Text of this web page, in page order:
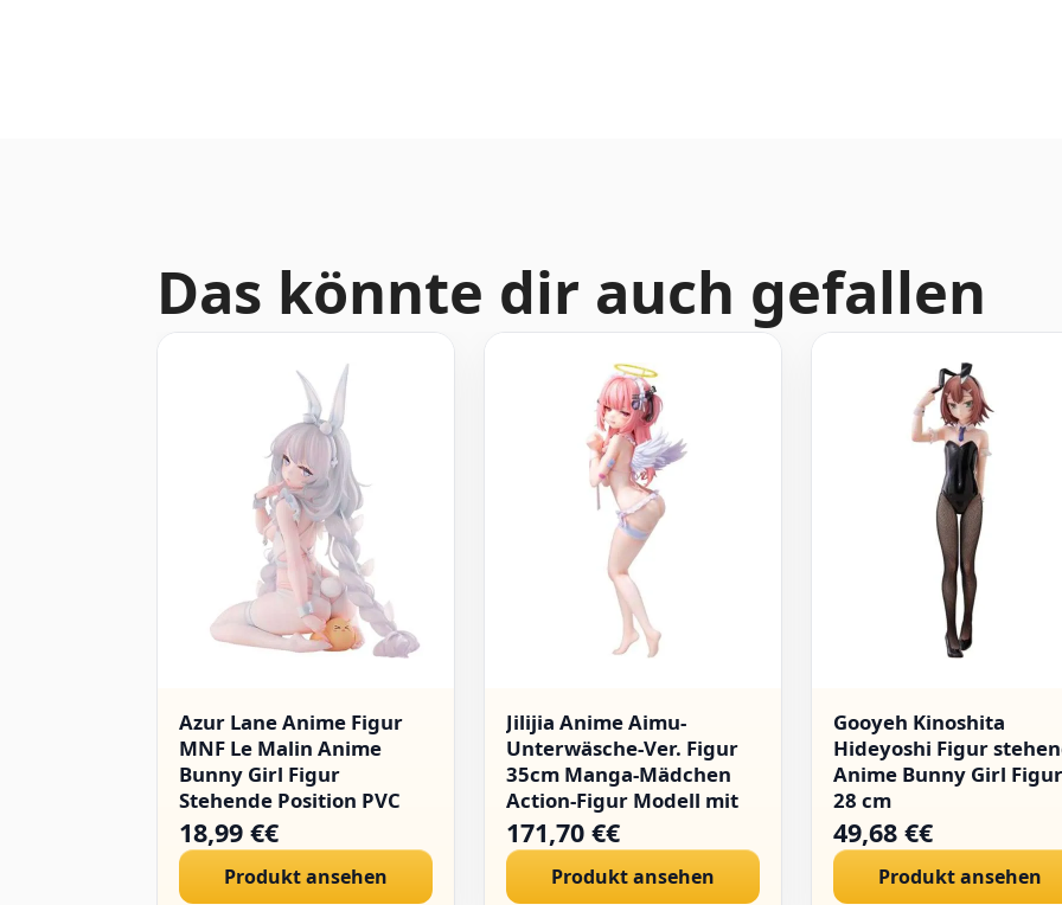
Das könnte dir auch gefallen
Azur Lane Anime Figur
MNF Le Malin Anime
Bunny Girl Figur
Stehende Position PVC
Statue Anime Modell
Desktop Ornamente
18,99 €€
Produkt ansehen
Jilijia Anime Aimu-
Unterwäsche-Ver. Figur
35cm Manga-Mädchen
Action-Figur Modell mit
austauschbaren
Accessoires Cartoon
Statue Sammlerstücke
171,70 €€
Produkt ansehen
Gooyeh Kinoshita
Hideyoshi Figur
Anime Bunny Girl Figur
28 cm
49,68 €€
Produkt ansehen